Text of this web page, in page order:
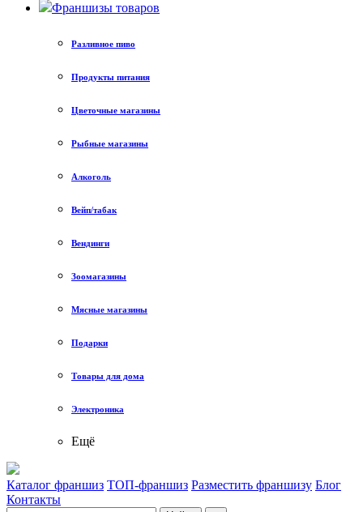
Франшизы товаров
Разливное пиво
Продукты питания
Цветочные магазины
Рыбные магазины
Алкоголь
Вейп/табак
Вендинги
Зоомагазины
Мясные магазины
Подарки
Товары для дома
Электроника
Ещё
Каталог франшиз ТОП-франшиз Разместить франшизу Блог
Контакты